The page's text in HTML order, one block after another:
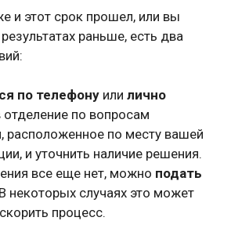
и этот срок прошел, или вы
раньше, есть два
по телефону или лично
отделение по вопросам
расположенное по месту вашей
и уточнить наличие решения.
все еще нет, можно подать
некоторых случаях это может
процесс.